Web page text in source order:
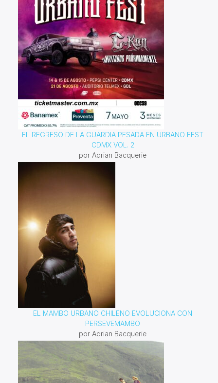
EL REGRESO DE LA GUARDIA PESADA EN URBANO FEST
CDMX VOL. 2
por Adrian Bacquerie
EL MAMBO URBANO CHILENO EVOLUCIONA CON
PERSEVEMAMBO
por Adrian Bacquerie